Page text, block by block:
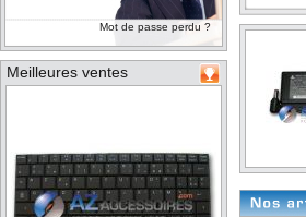
Mot de passe perdu ?
Meilleures ventes